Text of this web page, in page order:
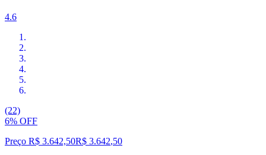
4.6
(22)
6% OFF
Preço R$ 3.642,50R$ 3.642,50